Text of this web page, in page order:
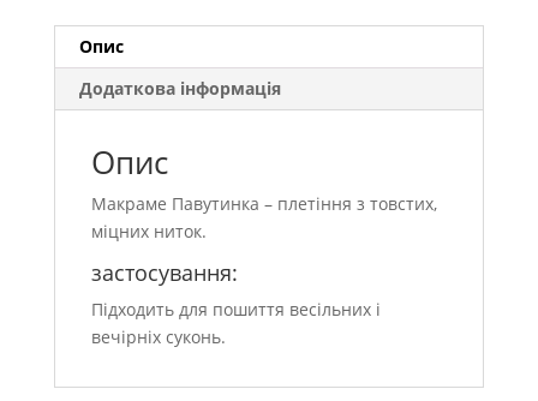
Опис
Додаткова інформація
Опис
Макраме Павутинка – плетіння з товстих,
міцних ниток.
застосування:
Підходить для пошиття весільних і
вечірніх суконь.